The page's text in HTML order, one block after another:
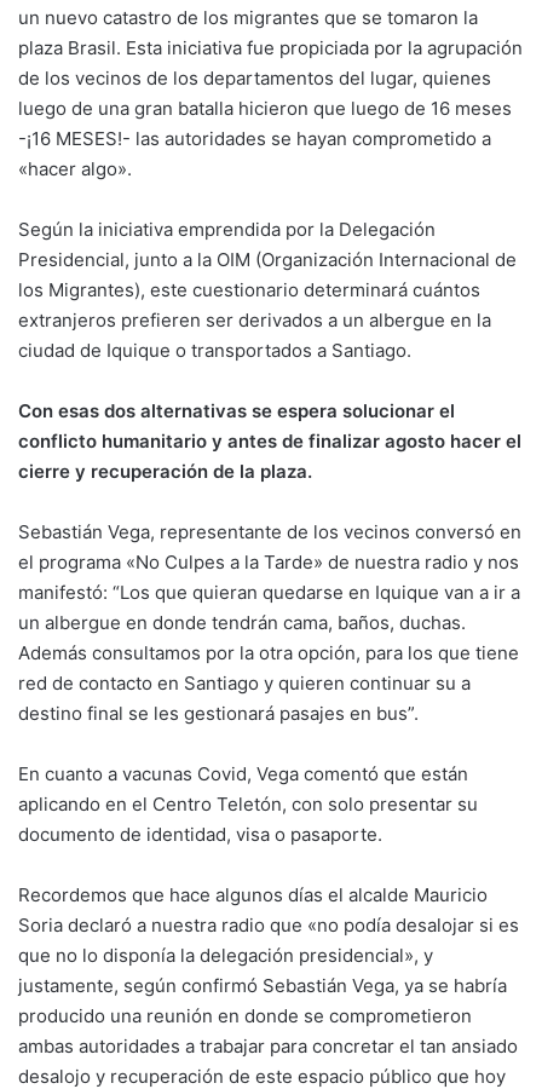
un nuevo catastro de los migrantes que se tomaron la
plaza Brasil. Esta iniciativa fue propiciada por la agrupación
de los vecinos de los departamentos del lugar, quienes
luego de una gran batalla hicieron que luego de 16 meses
-¡16 MESES!- las autoridades se hayan comprometido a
«hacer algo».
Según la iniciativa emprendida por la Delegación
Presidencial, junto a la OIM (Organización Internacional de
los Migrantes), este cuestionario determinará cuántos
extranjeros prefieren ser derivados a un albergue en la
ciudad de Iquique o transportados a Santiago.
Con esas dos alternativas se espera solucionar el
conflicto humanitario y antes de finalizar agosto hacer el
cierre y recuperación de la plaza.
Sebastián Vega, representante de los vecinos conversó en
el programa «No Culpes a la Tarde» de nuestra radio y nos
manifestó: “Los que quieran quedarse en Iquique van a ir a
un albergue en donde tendrán cama, baños, duchas.
Además consultamos por la otra opción, para los que tiene
red de contacto en Santiago y quieren continuar su a
destino final se les gestionará pasajes en bus”.
En cuanto a vacunas Covid, Vega comentó que están
aplicando en el Centro Teletón, con solo presentar su
documento de identidad, visa o pasaporte.
Recordemos que hace algunos días el alcalde Mauricio
Soria declaró a nuestra radio que «no podía desalojar si es
que no lo disponía la delegación presidencial», y
justamente, según confirmó Sebastián Vega, ya se habría
producido una reunión en donde se comprometieron
ambas autoridades a trabajar para concretar el tan ansiado
desalojo y recuperación de este espacio público que hoy